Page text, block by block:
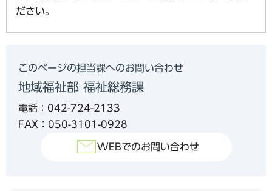
ださい。
このページの担当課へのお問い合わせ
地域福祉部 福祉総務課
電話：042-724-2133
FAX：050-3101-0928
WEBでのお問い合わせ